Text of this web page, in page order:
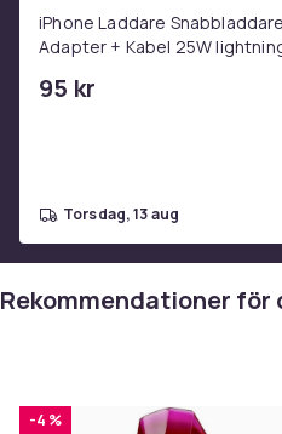
iPhone Laddare
Adapter + Kabel 25W
95 kr
torsdag, 13 aug
Rekommendationer för
-4 %